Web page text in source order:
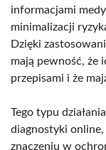
informacjami
minimalizacji
Dzięki
mają pewność, że
przepisami i że
Tego typu
diagnostyki
znaczeniu w